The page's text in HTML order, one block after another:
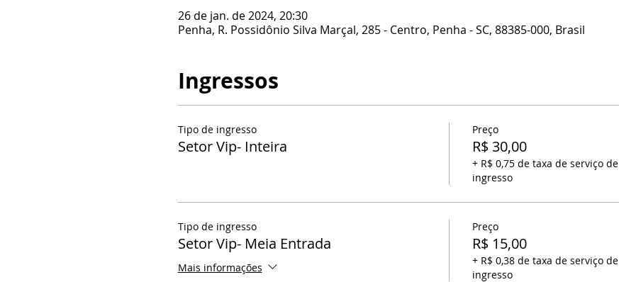
26 de jan. de 2024, 20:30
Penha, R. Possidônio Silva Marçal, 285 - Centro, Penha - SC, 88385-000, Brasil
Ingressos
Tipo de ingresso
Setor Vip- Inteira
Preço
R$ 30,00
+ R$ 0,75 de taxa de serviço de
ingresso
Tipo de ingresso
Setor Vip- Meia Entrada
Mais informações
Preço
R$ 15,00
+ R$ 0,38 de taxa de serviço de
ingresso